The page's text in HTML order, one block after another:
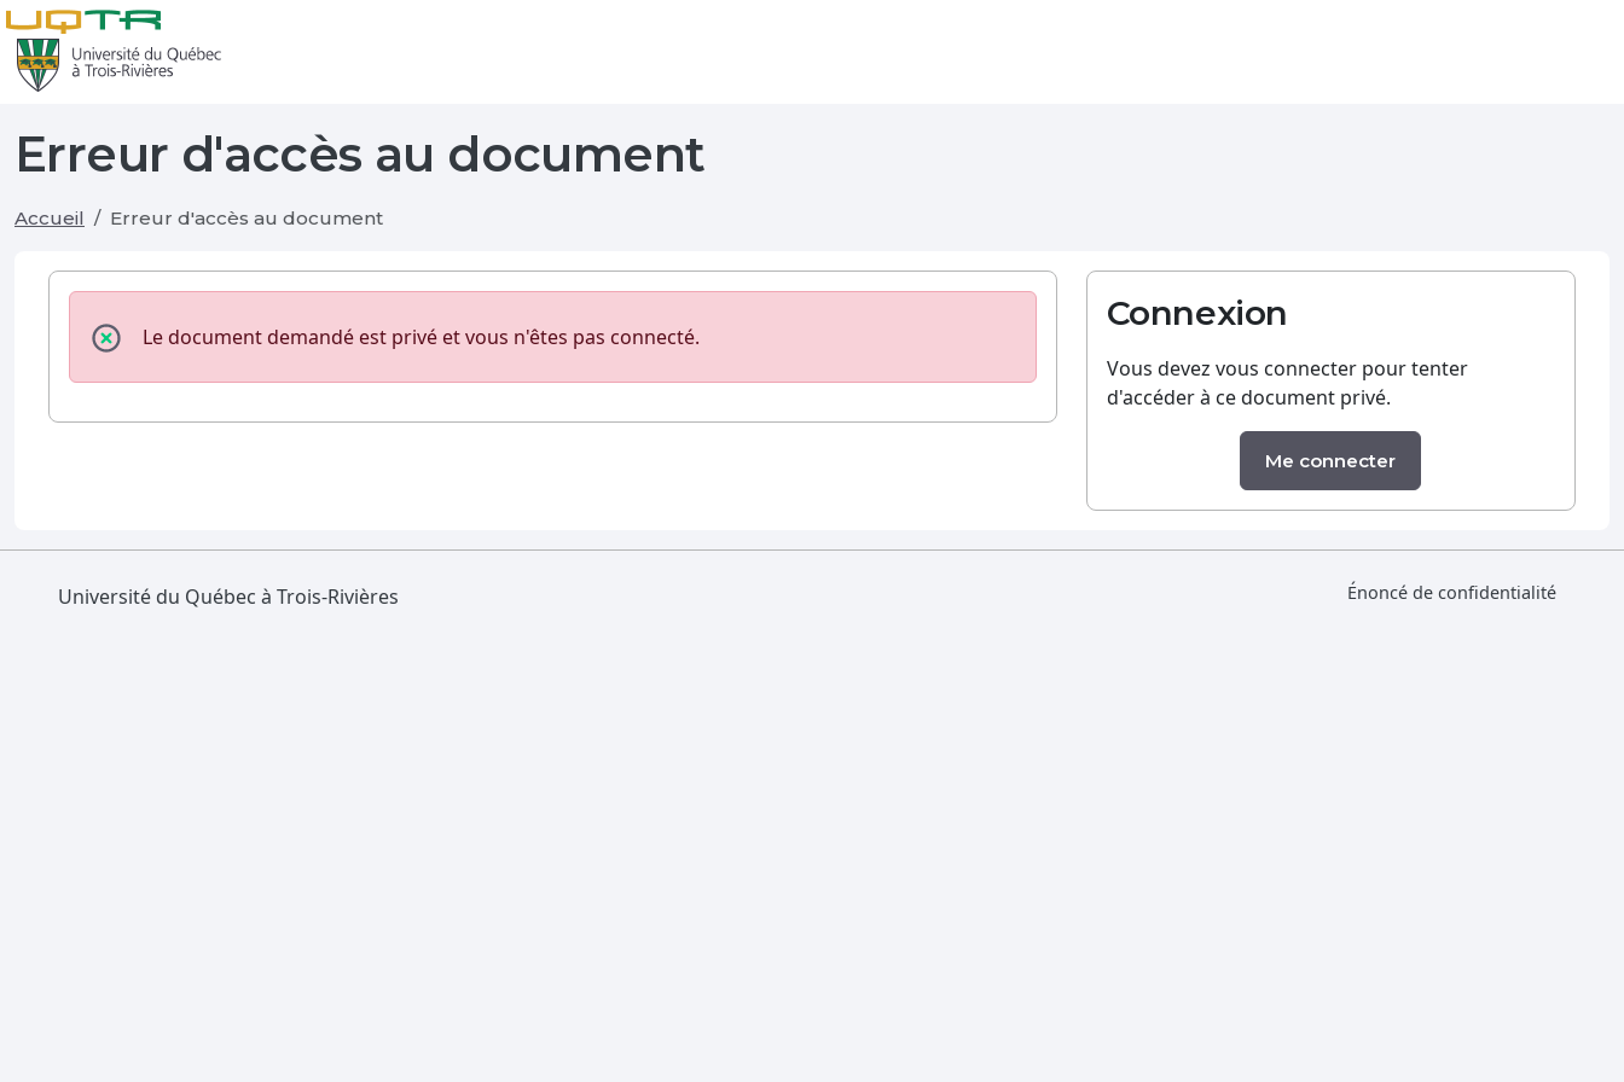
Erreur d'accès au document
Accueil Erreur d'accès au document
Le document demandé est privé et vous n'êtes pas connecté.
Connexion
Vous devez vous connecter pour tenter
d'accéder à ce document privé.
Me connecter
Université du Québec à Trois-Rivières Énoncé de confidentialité